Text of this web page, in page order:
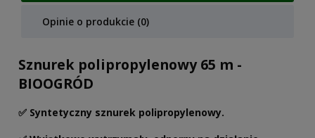
Opinie o produkcie (0)
Sznurek polipropylenowy 65 m -
BIOOGRÓD
✅ Syntetyczny sznurek polipropylenowy.